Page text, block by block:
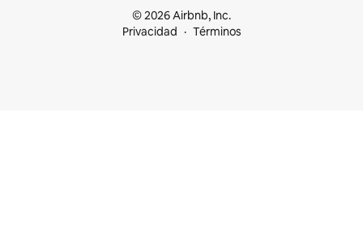
© 2026 Airbnb, Inc.
Privacidad
Términos